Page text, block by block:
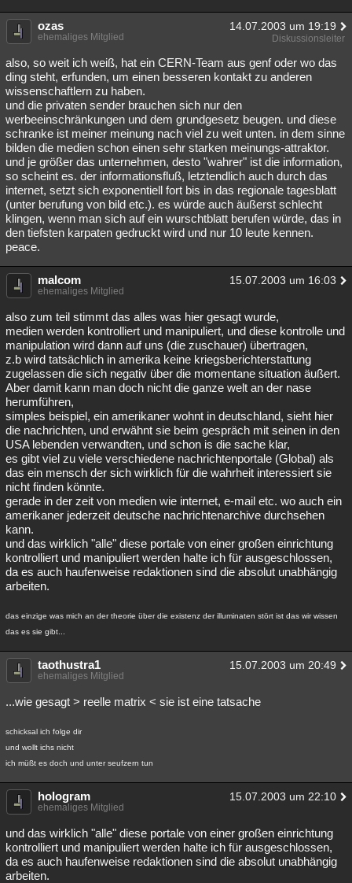
ozas 14.07.2003 um 19:19
ehemaliges Mitglied Diskussionsleiter
also, so weit ich weiß, hat ein CERN-Team aus genf oder wo das
ding steht, erfunden, um einen besseren kontakt zu anderen
wissenschaftlern zu haben.
und die privaten sender brauchen sich nur den
werbeeinschränkungen und dem grundgesetz beugen. und diese
schranke ist meiner meinung nach viel zu weit unten. in dem sinne
bilden die medien schon einen sehr starken meinungs-attraktor.
und je größer das unternehmen, desto "wahrer" ist die information,
so scheint es. der informationsfluß, letztendlich auch durch das
internet, setzt sich exponentiell fort bis in das regionale tagesblatt
(unter berufung von bild etc.). es würde auch äußerst schlecht
klingen, wenn man sich auf ein wurschtblatt berufen würde, das in
den tiefsten karpaten gedruckt wird und nur 10 leute kennen.
peace.
malcom 15.07.2003 um 16:03
ehemaliges Mitglied
also zum teil stimmt das alles was hier gesagt wurde,
medien werden kontrolliert und manipuliert, und diese kontrolle und
manipulation wird dann auf uns (die zuschauer) übertragen,
z.b wird tatsächlich in amerika keine kriegsberichterstattung
zugelassen die sich negativ über die momentane situation äußert.
Aber damit kann man doch nicht die ganze welt an der nase
herumführen,
simples beispiel, ein amerikaner wohnt in deutschland, sieht hier
die nachrichten, und erwähnt sie beim gespräch mit seinen in den
USA lebenden verwandten, und schon is die sache klar,
es gibt viel zu viele verschiedene nachrichtenportale (Global) als
das ein mensch der sich wirklich für die wahrheit interessiert sie
nicht finden könnte.
gerade in der zeit von medien wie internet, e-mail etc. wo auch ein
amerikaner jederzeit deutsche nachrichtenarchive durchsehen
kann.
und das wirklich "alle" diese portale von einer großen einrichtung
kontrolliert und manipuliert werden halte ich für ausgeschlossen,
da es auch haufenweise redaktionen sind die absolut unabhängig
arbeiten.
das einzige was mich an der theorie über die existenz der illuminaten stört ist das wir wissen
das es sie gibt...
taothustra1 15.07.2003 um 20:49
ehemaliges Mitglied
...wie gesagt > reelle matrix < sie ist eine tatsache
schicksal ich folge dir
und wollt ichs nicht
ich müßt es doch und unter seufzern tun
hologram 15.07.2003 um 22:10
ehemaliges Mitglied
und das wirklich "alle" diese portale von einer großen einrichtung
kontrolliert und manipuliert werden halte ich für ausgeschlossen,
da es auch haufenweise redaktionen sind die absolut unabhängig
arbeiten.